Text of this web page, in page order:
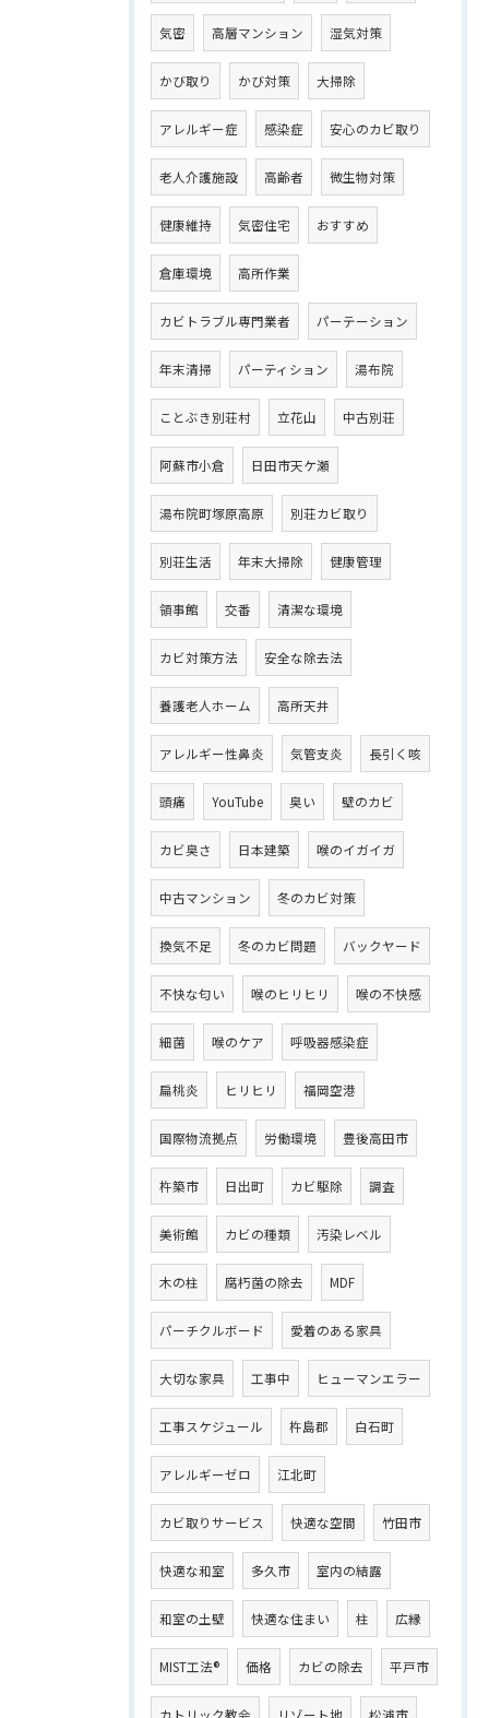
気密 高層マンション 湿気対策
かび取り かび対策 大掃除
アレルギー症 感染症 安心のカビ取り
老人介護施設 高齢者 微生物対策
健康維持 気密住宅 おすすめ
倉庫環境 高所作業
カビトラブル専門業者 パーテーション
年末清掃 パーティション 湯布院
ことぶき別荘村 立花山 中古別荘
阿蘇市小倉 日田市天ケ瀬
湯布院町塚原高原 別荘カビ取り
別荘生活 年末大掃除 健康管理
領事館 交番 清潔な環境
カビ対策方法 安全な除去法
養護老人ホーム 高所天井
アレルギー性鼻炎 気管支炎 長引く咳
頭痛 YouTube 臭い 壁のカビ
カビ臭さ 日本建築 喉のイガイガ
中古マンション 冬のカビ対策
換気不足 冬のカビ問題 バックヤード
不快な匂い 喉のヒリヒリ 喉の不快感
細菌 喉のケア 呼吸器感染症
扁桃炎 ヒリヒリ 福岡空港
国際物流拠点 労働環境 豊後高田市
杵築市 日出町 カビ駆除 調査
美術館 カビの種類 汚染レベル
木の柱 腐朽菌の除去 MDF
パーチクルボード 愛着のある家具
大切な家具 工事中 ヒューマンエラー
工事スケジュール 杵島郡 白石町
アレルギーゼロ 江北町
カビ取りサービス 快適な空間 竹田市
快適な和室 多久市 室内の結露
和室の土壁 快適な住まい 柱 広縁
MIST工法® 価格 カビの除去 平戸市